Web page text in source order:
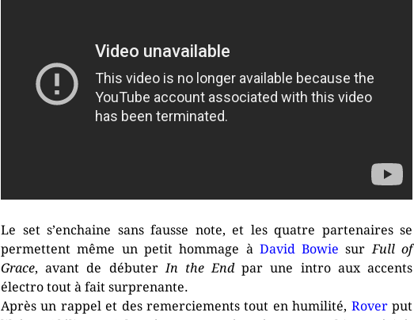
Le set s’enchaine sans fausse note, et les quatre partenaires se
permettent même un petit hommage à David Bowie sur Full of
Grace, avant de débuter In the Endpar une intro aux accents
électro tout à fait surprenante.
Après un rappel et des remerciements tout en humilité, Roverput